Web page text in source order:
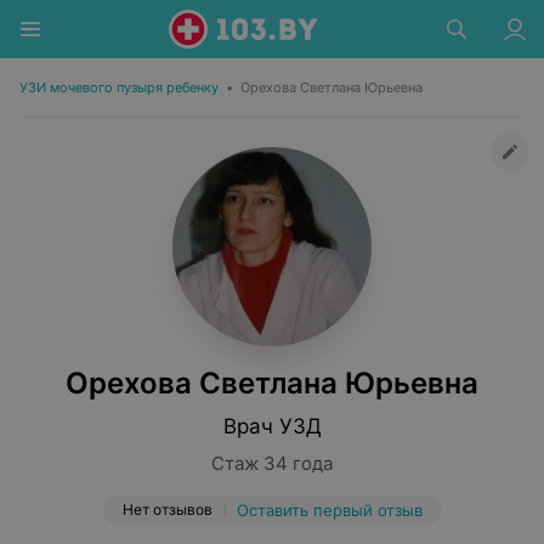
УЗИ мочевого пузыря ребенку • Орехова Светлана Юрьевна
Орехова Светлана Юрьевна
Врач УЗД
Стаж 34 года
Нет отзывов Оставить первый отзыв